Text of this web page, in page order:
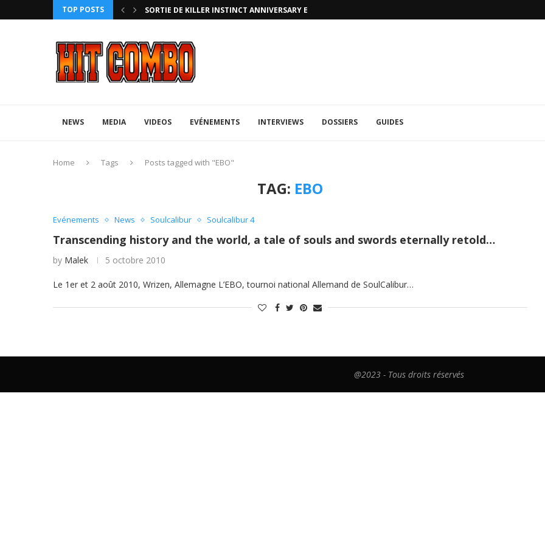
TOP POSTS
AVEC ROLLBACK... SORTIE DE KILLER INSTINCT ANNIVERSARY EDITION
NEWS MEDIA VIDEOS EVÉNEMENTS INTERVIEWS DOSSIERS GUIDES
Home Tags Posts tagged with "EBO"
TAG: EBO
Evénements News Soulcalibur Soulcalibur 4
Transcending history and the world, a tale of souls and swords eternally retold…
by Malek 5 octobre 2010
Le 1er et 2 août 2010, Wrizen, Allemagne L’EBO, tournoi national Allemand de SoulCalibur…
@2023 - Tous droits réservés